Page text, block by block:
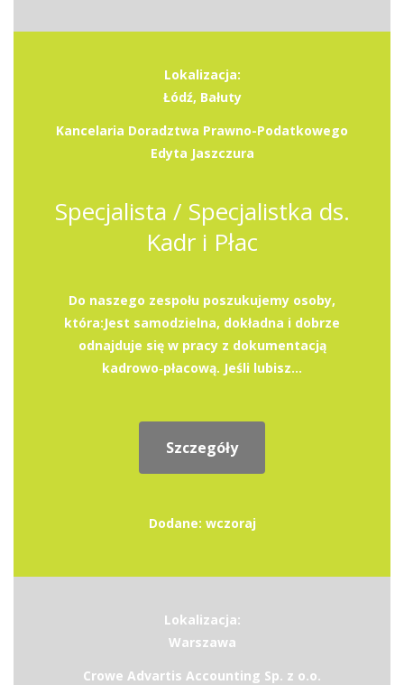
Lokalizacja:
Łódź, Bałuty
Kancelaria Doradztwa Prawno-Podatkowego
Edyta Jaszczura
Specjalista / Specjalistka ds.
Kadr i Płac
Do naszego zespołu poszukujemy osoby,
która:Jest samodzielna, dokładna i dobrze
odnajduje się w pracy z dokumentacją
kadrowo‑płacową. Jeśli lubisz...
Szczegóły
Dodane: wczoraj
Lokalizacja:
Warszawa
Crowe Advartis Accounting Sp. z o.o.